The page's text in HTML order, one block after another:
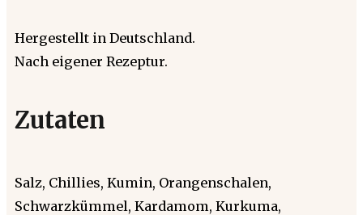
Hergestellt in Deutschland.
Nach eigener Rezeptur.
Zutaten
Salz, Chillies, Kumin, Orangenschalen,
Schwarzkümmel, Kardamom, Kurkuma,